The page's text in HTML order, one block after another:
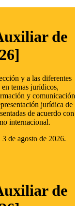
de
y a las diferentes
temas jurídicos,
y comunicación
jurídica de
de acuerdo con
internacional.
3 de agosto de 2026.
de